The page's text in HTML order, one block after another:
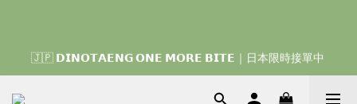
🇹🇭‎⚡︎ 泰國限定 ☘️買手機殼送掛繩‎ ⚡︎⚡︎ 【 雙子星、帕恰狗、布丁